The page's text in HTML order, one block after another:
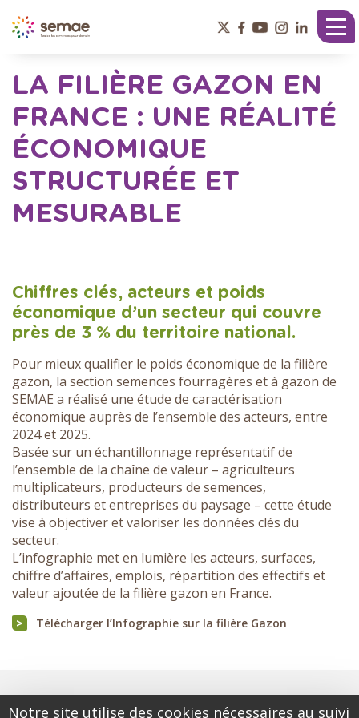
LA FILIÈRE GAZON EN
FRANCE : UNE RÉALITÉ
ÉCONOMIQUE
STRUCTURÉE ET
MESURABLE
Chiffres clés, acteurs et poids
économique d’un secteur qui couvre
près de 3 % du territoire national.
Pour mieux qualifier le poids économique de la filière
gazon, la section semences fourragères et à gazon de
SEMAE a réalisé une étude de caractérisation
économique auprès de l’ensemble des acteurs, entre
2024 et 2025.
Basée sur un échantillonnage représentatif de
l’ensemble de la chaîne de valeur – agriculteurs
multiplicateurs, producteurs de semences,
distributeurs et entreprises du paysage – cette étude
vise à objectiver et valoriser les données clés du
secteur.
L’infographie met en lumière les acteurs, surfaces,
chiffre d’affaires, emplois, répartition des effectifs et
valeur ajoutée de la filière gazon en France.
Télécharger l’Infographie sur la filière Gazon
Notre site utilise des cookies nécessaires au suivi